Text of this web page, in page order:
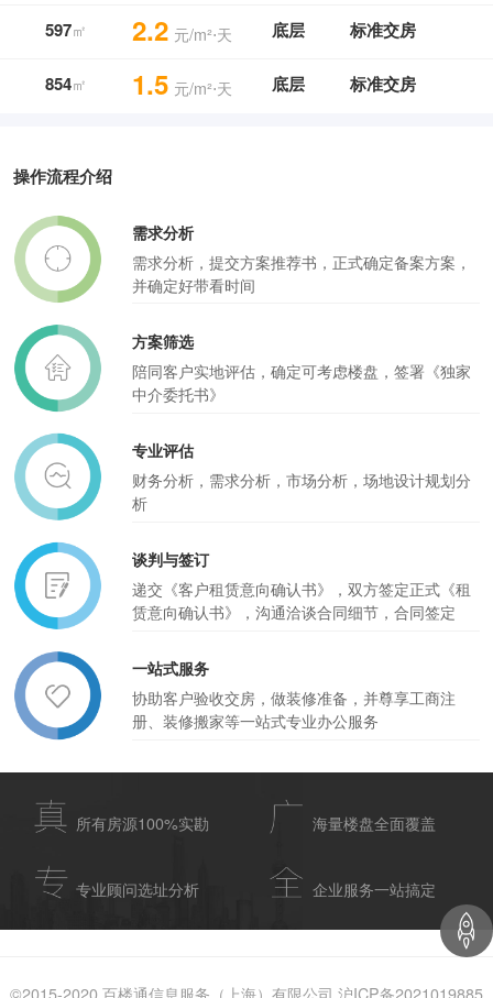
597㎡ 2.2 元/m²⋅天 底层 标准交房
854㎡ 1.5 元/m²⋅天 底层 标准交房
操作流程介绍
需求分析
需求分析，提交方案推荐书，正式确定备案方案，
并确定好带看时间
方案筛选
陪同客户实地评估，确定可考虑楼盘，签署《独家
中介委托书》
专业评估
财务分析，需求分析，市场分析，场地设计规划分
析
谈判与签订
递交《客户租赁意向确认书》，双方签定正式《租
赁意向确认书》，沟通洽谈合同细节，合同签定
一站式服务
协助客户验收交房，做装修准备，并尊享工商注
册、装修搬家等一站式专业办公服务
所有房源100%实勘 海量楼盘全面覆盖
专业顾问选址分析 企业服务一站搞定